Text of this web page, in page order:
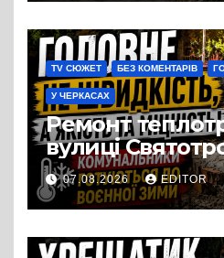
TV СЮЖЕТ БЕЗ КОМЕНТАРІВ
У ЧЕРКАСАХ
Ремонт
вулиці
затягнувся
Вулицю досі
для руху
07.08.2026 EDITOR